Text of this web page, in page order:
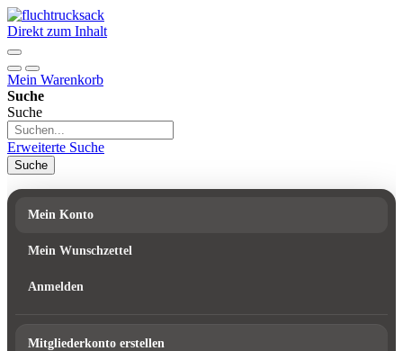
Direkt zum Inhalt
Mein Warenkorb
Suche
Suche
Erweiterte Suche
Suche
Mein Konto
Mein Wunschzettel
Anmelden
Mitgliederkonto erstellen